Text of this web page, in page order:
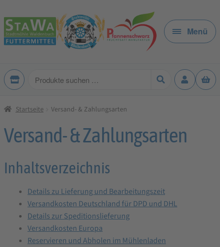
Zur
Navigation
springen
Zum
Inhalt
springen
Menü
Produkte
Startseite Versand- & Zahlungsarten
Versand- & Zahlungsarten
Inhaltsverzeichnis
Details zu Lieferung und Bearbeitungszeit
Versandkosten Deutschland für DPD und DHL
Details zur Speditionslieferung
Versandkosten Europa
Reservieren und Abholen im Mühlenladen